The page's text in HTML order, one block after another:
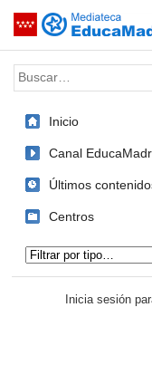
Saltar navegación
Palabra o frase:
Inicio
Canal
Últimos
Centros
Inicia sesión